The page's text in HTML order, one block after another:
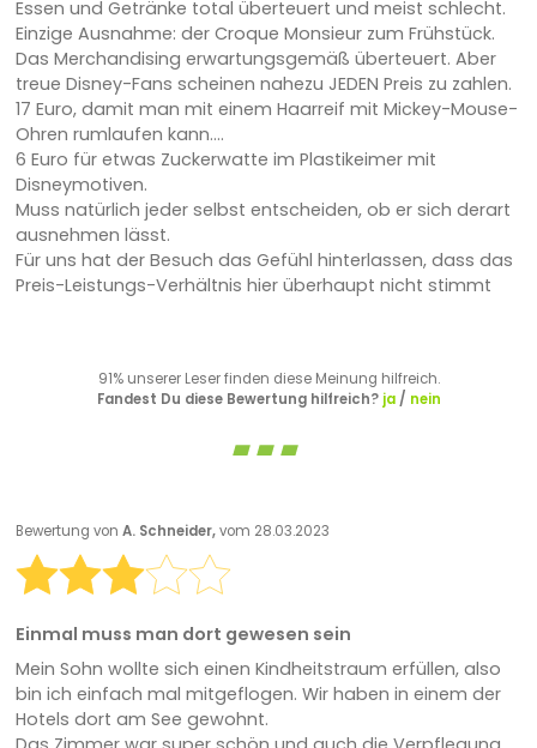
Essen und Getränke total überteuert und meist schlecht.
Einzige Ausnahme: der Croque Monsieur zum Frühstück.
Das Merchandising erwartungsgemäß überteuert. Aber
treue Disney-Fans scheinen nahezu JEDEN Preis zu zahlen.
17 Euro, damit man mit einem Haarreif mit Mickey-Mouse-
Ohren rumlaufen kann....
6 Euro für etwas Zuckerwatte im Plastikeimer mit
Disneymotiven.
Muss natürlich jeder selbst entscheiden, ob er sich derart
ausnehmen lässt.
Für uns hat der Besuch das Gefühl hinterlassen, dass das
Preis-Leistungs-Verhältnis hier überhaupt nicht stimmt
91% unserer Leser finden diese Meinung hilfreich.
Fandest Du diese Bewertung hilfreich? ja/ nein
Bewertung von A. Schneider,vom 28.03.2023
Einmal muss man dort gewesen sein
Mein Sohn wollte sich einen Kindheitstraum erfüllen, also
bin ich einfach mal mitgeflogen. Wir haben in einem der
Hotels dort am See gewohnt.